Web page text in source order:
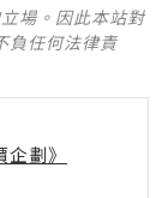
場。因此本站對
負任何法律責
劃》